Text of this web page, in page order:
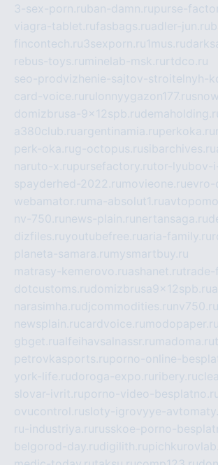
3-sex-porn.ruban-damn.rupurse-
viagra-tablet.rufasbags.ruadler-jun.ru
fincontech.ru3sexporn.ru1mus.ru
rebus-toys.ru minelab-msk.ru rtdco.ru
seo-prodvizhenie-sajtov-stroitelnyh-
card-voice.ru rulonnyygazon177.ru
domizbrusa-9x12spb.ru
a380club.ruargentinamia.ruperkoka.ru
perk-oka.rug-octopus.rusibarchives.ru
naruto-x.rupursefactory.rutor-lyubov-
spayderhed-2022.ru movieone.ruevro-
webamator.ru ma-absolut1.ru
nv-750.ru news-plain.ru nertansaga.ru
dizfiles.ruyoutubefree.ruaria-family.ru
planeta-samara.ru mysmartbuy.ru
matrasy-kemerovo.ruashanet.rutrade-
dotcustoms.rudomizbrusa9x12spb.ru
narasimha.rudjcommodities.ru nv750.ru
newsplain.rucardvoice.ru modopaper.ru
gbget.rualfeihavsalnassr.ru madoma.ru
petrovkasports.ruporno-online-
york-life.rudoroga-expo.ru ribery.ru
slovar-ivrit.ruporno-video-
ovucontrol.rusloty-igrovyye-
ru-industriya.ru russkoe-porno-
belgorod-day.rudigilith.ru